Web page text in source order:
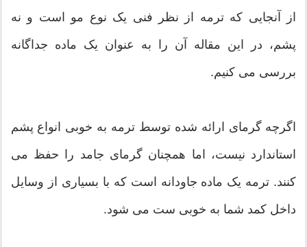
از آنجایی که ترمه از نظر فنی یک نوع مو است و نه
پشم، در این مقاله آن را به عنوان یک ماده جداگانه
بررسی می کنیم.
اگرچه گرمای ارائه شده توسط ترمه به خوبی انواع پشم
استاندارد نیست، اما همچنان گرمای جامد را حفظ می
کنند. ترمه یک ماده جاودانه است که با بسیاری از وسایل
داخل کمد شما به خوبی ست می شود.